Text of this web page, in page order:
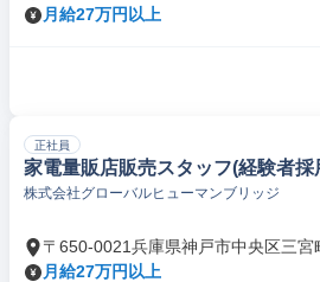
月給27万円以上
正社員
家電量販店販売スタッフ(経験者採
株式会社グローバルヒューマンブリッジ
〒650-0021兵庫県神戸市中央区三宮
月給27万円以上